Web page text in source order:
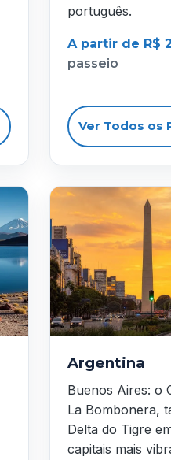
português.
A partir de R$
passeio
Ver Todos os
Argentina
Buenos Aires: o
La Bombonera,
Delta do Tigre
capitais mais